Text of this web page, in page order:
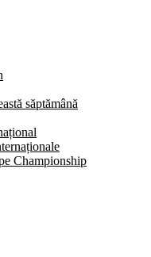
săptămână
Championship